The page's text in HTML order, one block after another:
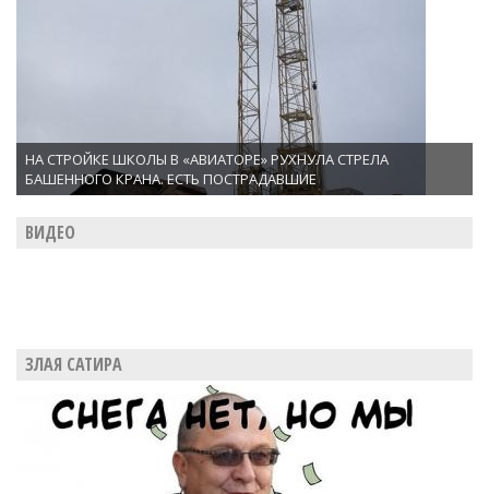
НА СТРОЙКЕ ШКОЛЫ В «АВИАТОРЕ» РУХНУЛА СТРЕЛА
БАШЕННОГО КРАНА. ЕСТЬ ПОСТРАДАВШИЕ
ВИДЕО
ЗЛАЯ САТИРА